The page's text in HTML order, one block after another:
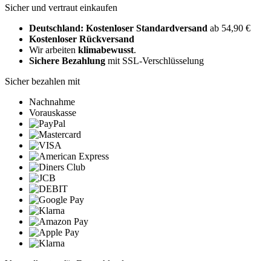
Sicher und vertraut einkaufen
Deutschland: Kostenloser Standardversand ab 54,90 €
Kostenloser Rückversand
Wir arbeiten klimabewusst.
Sichere Bezahlung mit SSL-Verschlüsselung
Sicher bezahlen mit
Nachnahme
Vorauskasse